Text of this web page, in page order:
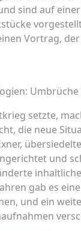
sind auf
Vortrag,
setzte,
die neue
und
gab es
und ein